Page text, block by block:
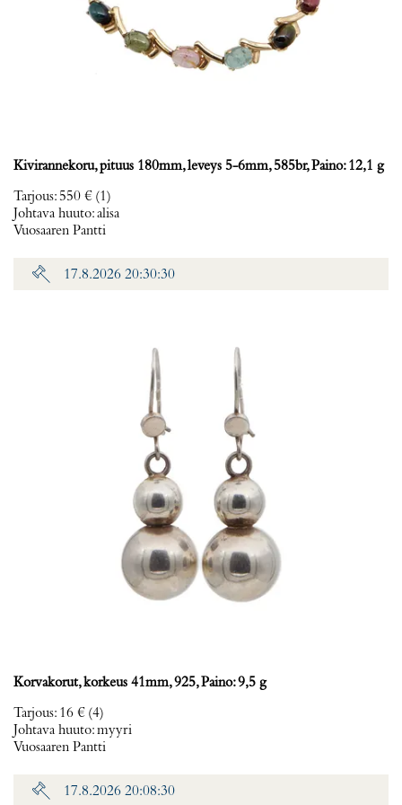
Kivirannekoru, pituus 180mm, leveys 5-6mm, 585br, Paino: 12,1 g
Tarjous: 550 € (1)
Johtava huuto:alisa
Vuosaaren Pantti
17.8.2026 20:30:30
Korvakorut, korkeus 41mm, 925, Paino: 9,5 g
Tarjous: 16 € (4)
Johtava huuto:myyri
Vuosaaren Pantti
17.8.2026 20:08:30